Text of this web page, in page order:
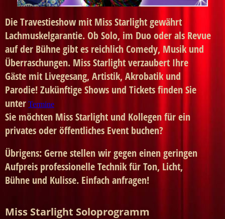
Die Travestieshow mit Miss Starlight gewährt
Lachmuskelgarantie. Ob Solo, im Duo oder als Revue
auf der Bühne gibt es reichlich Comedy, Musik und
Überraschungen. Miss Starlight verzaubert Ihre
Gäste mit Livegesang, Artistik, Akrobatik und
Parodie! Zukünftige Shows und Tickets finden Sie
unter Termine
Sie möchten Miss Starlight und Kollegen für ein
privates oder öffentliches Event buchen?
Übrigens: Gerne stellen wir gegen einen geringen
Aufpreis professionelle Technik für Ton, Licht,
Bühne und Kulisse. Einfach anfragen!
Miss Starlight Soloprogramm